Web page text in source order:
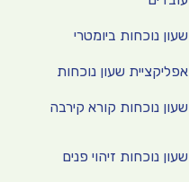
שעון נוכחות ביומטרי
אפליקציית שעון נוכחות
שעון נוכחות קורא קירבה
שעון נוכחות זיהוי פנים